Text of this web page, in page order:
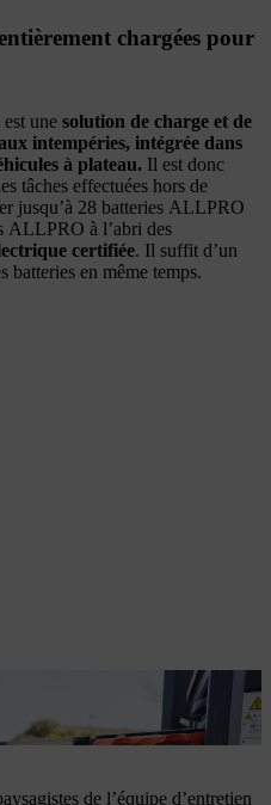
chargées pour
une solution de charge et de
intempéries, intégrée dans
à plateau. Il est donc
tâches effectuées hors de
jusqu’à 28 batteries ALLPRO
ALLPRO à l’abri des
certifiée. Il suffit d’un
batteries en même temps.
batteries pour les
de l’équipe d’entretien